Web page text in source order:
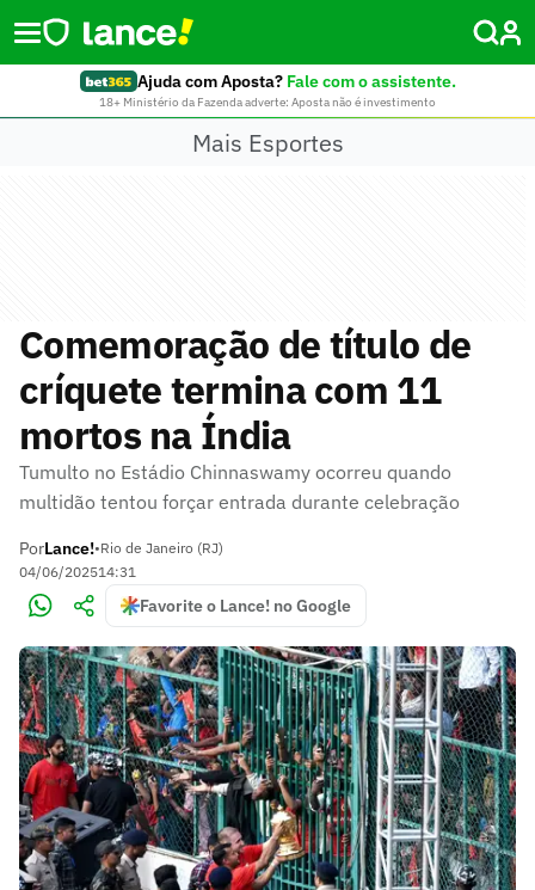
Ajuda com Aposta? Fale com o assistente.
18+ Ministério da Fazenda adverte: Aposta não é investimento
Mais Esportes
Comemoração de título de
críquete termina com 11
mortos na Índia
Tumulto no Estádio Chinnaswamy ocorreu quando
multidão tentou forçar entrada durante celebração
PorLance!•Rio de Janeiro (RJ)
04/06/202514:31
Favorite o Lance! no Google